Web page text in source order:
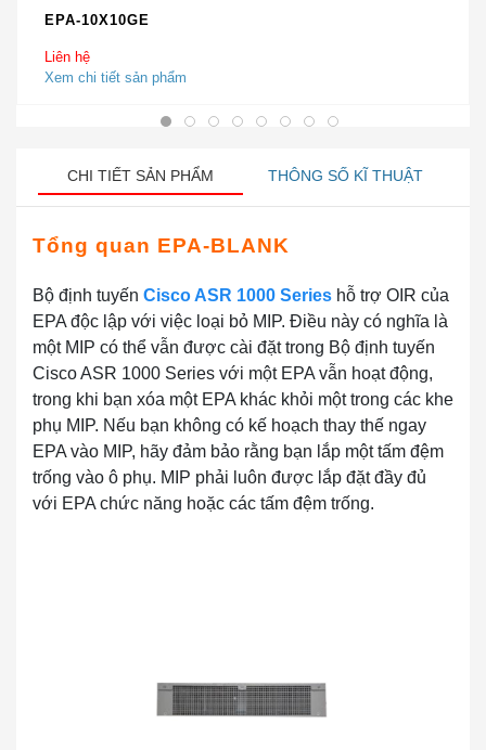
EPA-10X10GE
Liên hệ
Xem chi tiết sản phẩm
CHI TIẾT SẢN PHẨM THÔNG SỐ KĨ THUẬT
Tổng quan EPA-BLANK
Bộ định tuyến Cisco ASR 1000 Series hỗ trợ OIR của
EPA độc lập với việc loại bỏ MIP. Điều này có nghĩa là
một MIP có thể vẫn được cài đặt trong Bộ định tuyến
Cisco ASR 1000 Series với một EPA vẫn hoạt động,
trong khi bạn xóa một EPA khác khỏi một trong các khe
phụ MIP. Nếu bạn không có kế hoạch thay thế ngay
EPA vào MIP, hãy đảm bảo rằng bạn lắp một tấm đệm
trống vào ô phụ. MIP phải luôn được lắp đặt đầy đủ
với EPA chức năng hoặc các tấm đệm trống.